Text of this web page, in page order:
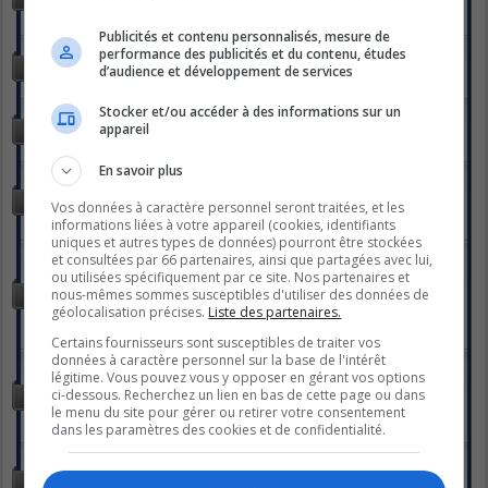
parlions de nous!
STYLE DE VIE
Tout pour vos recettes!
LA PARENT-THÈSE
Pour l'amour des enfants... petits ou grands !
LA HALTE-SANTÉ
être en bonne santé!
Sujets :2549
LE STUDIO DE PHOTOS
Vous êtes à un "clic" de partager votre vision du monde à
travers votre lentille... photographes passionnés, passionnés de
photographie c'est par ici!
Sous-forums : PHOTOS DU JOUR,
LES RALLYES
Sujets :
LA VOÛTE
Pour échanger à propos de tout ce qui à trait au monde
fascinant des sciences occultes, du paranormal et de
l'ésotérisme, on vous donne rendez-vous ici!
Sujets :1091
LE GLOBE-TROTTER
Ah ! les voyages, les vacances... Venez discuter et partager vos
Publicités et contenu personnalisés, mesure de
performance des publicités et du contenu, études
d’audience et développement de services
Stocker et/ou accéder à des informations sur un
appareil
En savoir plus
Vos données à caractère personnel seront traitées, et les
informations liées à votre appareil (cookies, identifiants
uniques et autres types de données) pourront être stockées
et consultées par 66 partenaires, ainsi que partagées avec lui,
ou utilisées spécifiquement par ce site. Nos partenaires et
nous-mêmes sommes susceptibles d'utiliser des données de
géolocalisation précises. Liste des partenaires.
Certains fournisseurs sont susceptibles de traiter vos
données à caractère personnel sur la base de l'intérêt
légitime. Vous pouvez vous y opposer en gérant vos options
ci-dessous. Recherchez un lien en bas de cette page ou dans
le menu du site pour gérer ou retirer votre consentement
dans les paramètres des cookies et de confidentialité.